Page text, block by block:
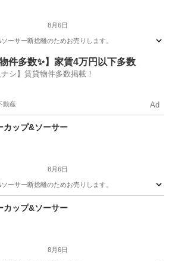
8月6日
ーサー断捨離のためお売りします。
駅 食器 コーヒーカップ
物件多数✨】家賃4万円以下多数
ナシ】賃貸物件多数掲載！
動産 Ad
カップ&ソーサー
8月6日
ーサー断捨離のためお売りします。
駅 食器 コーヒーカップ
カップ&ソーサー
8月6日